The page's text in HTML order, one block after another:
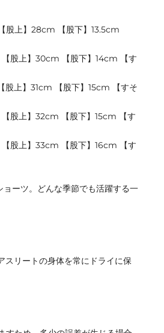
股上】28cm 【股下】13.5cm
股上】30cm 【股下】14cm 【す
股上】31cm 【股下】15cm 【すそ
股上】32cm 【股下】15cm 【す
股上】33cm 【股下】16cm 【す
ーツ。どんな季節でも活躍する一
スリートの身体を常にドライに保